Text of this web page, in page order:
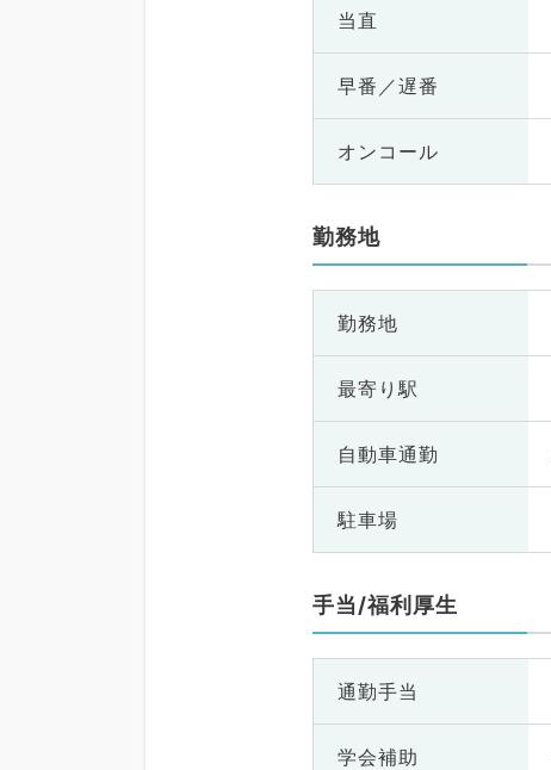
当直
早番／遅番
オンコール
勤務地
勤務地
最寄り駅
自動車通勤
駐車場
手当/福利厚生
通勤手当
学会補助